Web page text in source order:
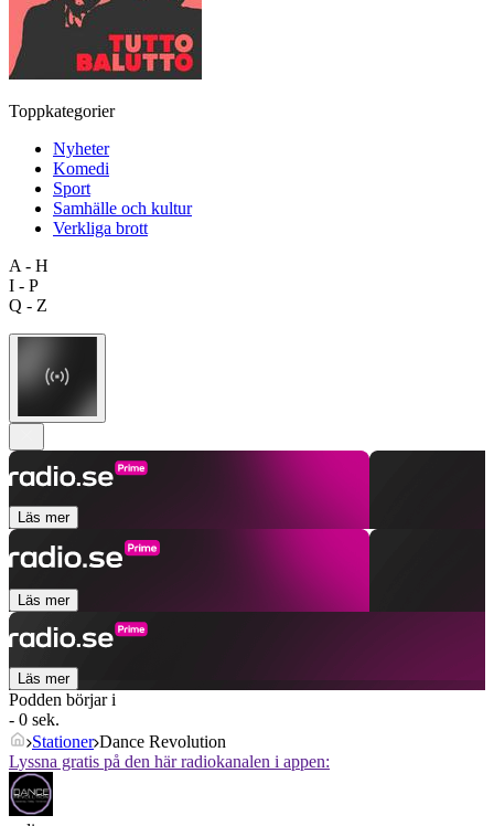
Toppkategorier
Nyheter
Komedi
Sport
Samhälle och kultur
Verkliga brott
A - H
I - P
Q - Z
Läs mer
Läs mer
Läs mer
Podden börjar i
- 0 sek.
Stationer Dance Revolution
Lyssna gratis på den här radiokanalen i appen: